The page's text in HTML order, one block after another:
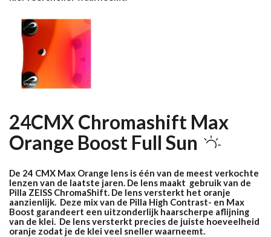
24CMX Chromashift Max
Orange Boost Full Sun
De 24 CMX Max Orange lens is één van de meest verkochte
lenzen van de laatste jaren. De lens maakt gebruik van de
Pilla ZEISS ChromaShift. De lens versterkt het oranje
aanzienlijk. Deze mix van de Pilla High Contrast- en Max
Boost garandeert een uitzonderlijk haarscherpe aflijning
van de klei. De lens versterkt precies de juiste hoeveelheid
oranje zodat je de klei veel sneller waarneemt.